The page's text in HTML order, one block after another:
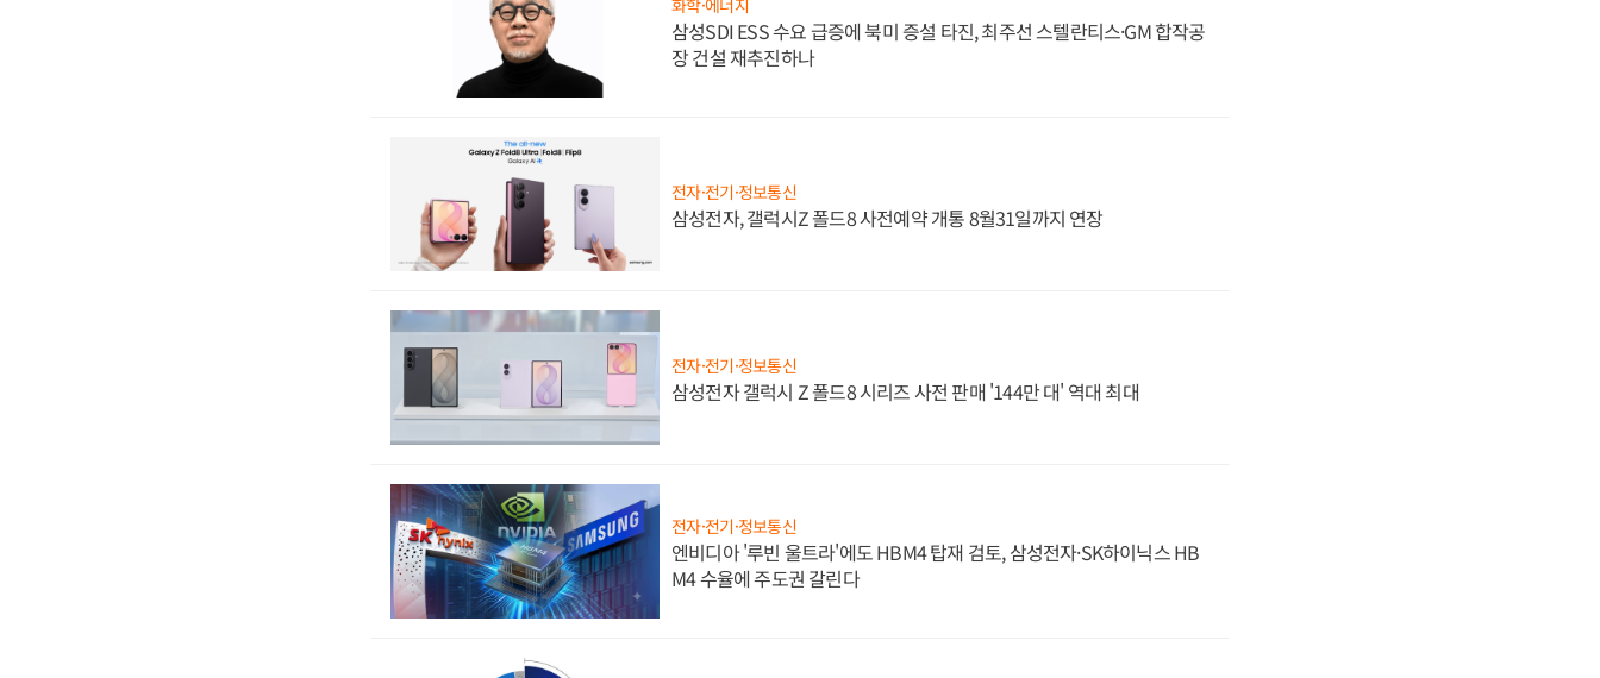
삼성SDI ESS 수요 급증에 북미 증설 타진, 최주선 스텔란티스·GM 합작공
장 건설 재추진하나
전자·전기·정보통신
삼성전자, 갤럭시Z 폴드8 사전예약 개통 8월31일까지 연장
전자·전기·정보통신
삼성전자 갤럭시 Z 폴드8 시리즈 사전 판매 '144만 대' 역대 최대
전자·전기·정보통신
엔비디아 '루빈 울트라'에도 HBM4 탑재 검토, 삼성전자·SK하이닉스 HB
M4 수율에 주도권 갈린다